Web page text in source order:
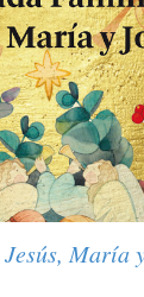
María